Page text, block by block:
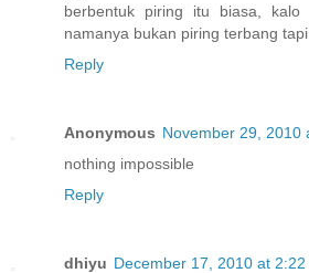
berbentuk piring itu biasa,
namanya bukan piring terbang
Reply
Anonymous November 29, 2010
nothing impossible
Reply
dhiyu December 17, 2010 at 2:22